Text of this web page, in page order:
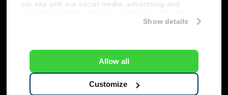
our site with our social media, advertising and
information that you’ve provided to them or that
Show details
Allow all
Customize